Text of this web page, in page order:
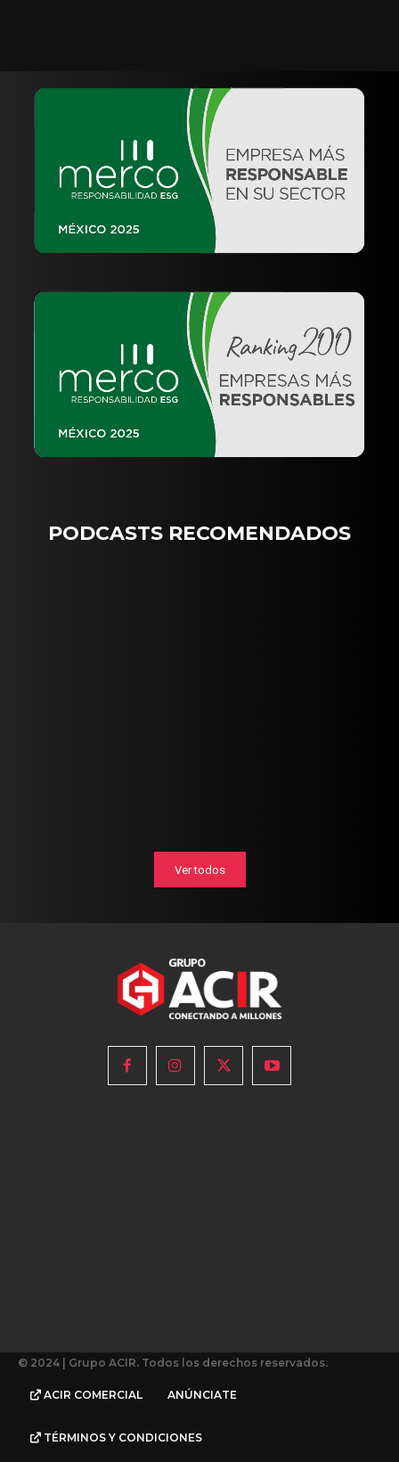
PODCASTS RECOMENDADOS
Ver todos
© 2024 | Grupo ACIR. Todos los derechos reservados.
ACIR COMERCIAL ANÚNCIATE
TÉRMINOS Y CONDICIONES